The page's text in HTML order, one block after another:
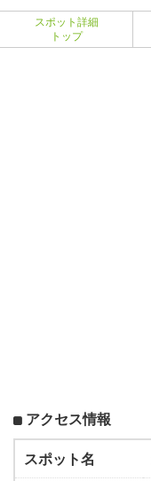
スポット詳細
トップ
アクセス情報
スポット名